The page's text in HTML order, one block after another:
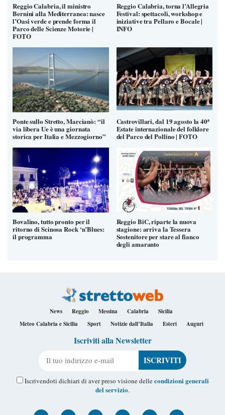
Reggio Calabria, il ministro
Bernini alla Mediterranea: nasce
l’Oasi verde e prende forma il
Parco delle Scienze Motorie |
FOTO
Reggio Calabria, torna l’Allegria
Festival: spettacoli, workshop e
iniziative tra Pellaro e Bocale |
INFO
Ponte sullo Stretto, Marcianò: “il
via libera Ue è una giornata
storica per Italia e Mezzogiorno”
Castrovillari, dal 19 agosto la 40ª
Estate internazionale del folklore
del Parco del Pollino | FOTO
Bovalino, tutto pronto per il
ritorno di Scinosa Rock ‘n’Blues:
il programma
Reggio BiC, riparte la nuova
stagione: arriva la Tessera
Sostenitore per stare al fianco
degli amaranto
News Reggio Messina Calabria
Sicilia
Meteo Calabria e Sicilia
Sport Notizie dall’Italia Esteri Auguri
Iscriviti alla Newsletter
Iscrivendoti dichiari di aver preso visione dellecondizioni generali
del servizio.